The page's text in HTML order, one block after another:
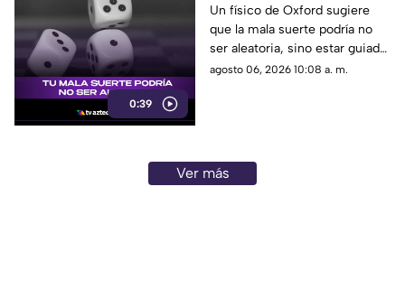
0:39
patrones ocultos detrás
del azar
Un físico de Oxford sugiere
que la mala suerte podría no
ser aleatoria, sino estar guiada
por leyes ocultas y fuerzas
agosto 06, 2026 10:08 a. m.
Ver más